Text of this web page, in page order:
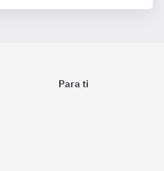
Para ti